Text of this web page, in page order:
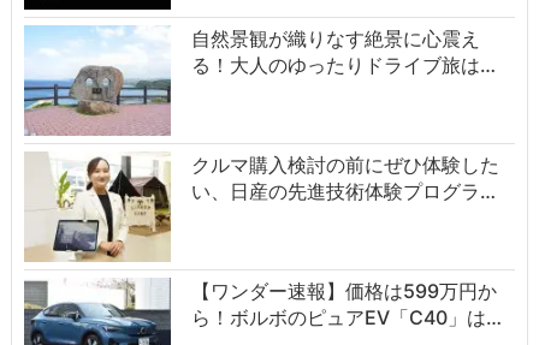
自然景観が織りなす絶景に心震え
る！大人のゆったりドライブ旅は…
クルマ購入検討の前にぜひ体験した
い、日産の先進技術体験プログラ…
【ワンダー速報】価格は599万円か
ら！ボルボのピュアEV「C40」は…